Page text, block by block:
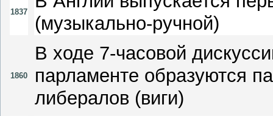
1837
(музыкально-ручной)
1860
В ходе 7-часовой
парламенте образуются
либералов (виги)